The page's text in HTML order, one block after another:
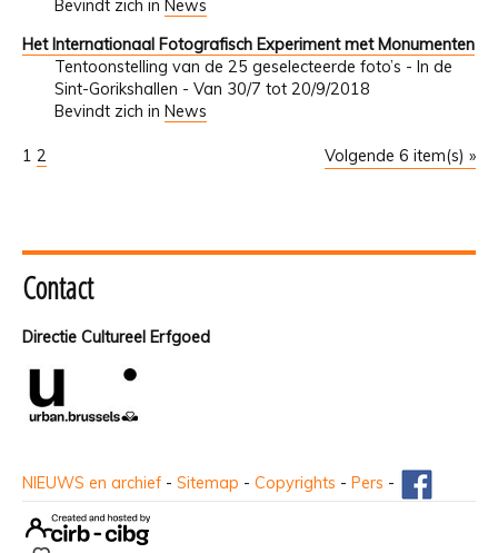
Bevindt zich in News
Het Internationaal Fotografisch Experiment met Monumenten
Tentoonstelling van de 25 geselecteerde foto’s - In de
Sint-Gorikshallen - Van 30/7 tot 20/9/2018
Bevindt zich in News
Volgende 6 item(s) »
1 2
Contact
Directie Cultureel Erfgoed
NIEUWS en archief - Sitemap - Copyrights - Pers -